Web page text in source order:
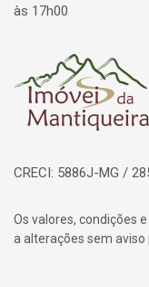
às 17h00
Página inicial
CRECI: 5886J-MG /
Os valores, condições
a alterações sem aviso